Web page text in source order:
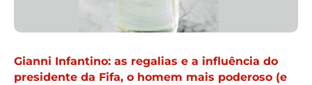
Gianni Infantino: as regalias e a influência do
presidente da Fifa, o homem mais poderoso (e